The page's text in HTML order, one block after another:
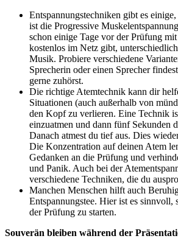
Entspannungstechniken gibt es
ist die Progressive
schon einige Tage vor der Prüfung
kostenlos im Netz gibt,
Musik. Probiere verschiedene
Sprecherin oder einen Sprecher
gerne zuhörst.
Die richtige Atemtechnik kann dir
Situationen (auch außerhalb von
den Kopf zu verlieren. Eine Technik
einzuatmen und dann fünf Sekunden
Danach atmest du tief aus. Dies
Die Konzentration auf deinen Atem
Gedanken an die Prüfung und
und Panik. Auch bei der
verschiedene Techniken, die du
Manchen Menschen hilft auch
Entspannungstee. Hier ist es sinnvoll,
der Prüfung zu starten.
Souverän bleiben während der